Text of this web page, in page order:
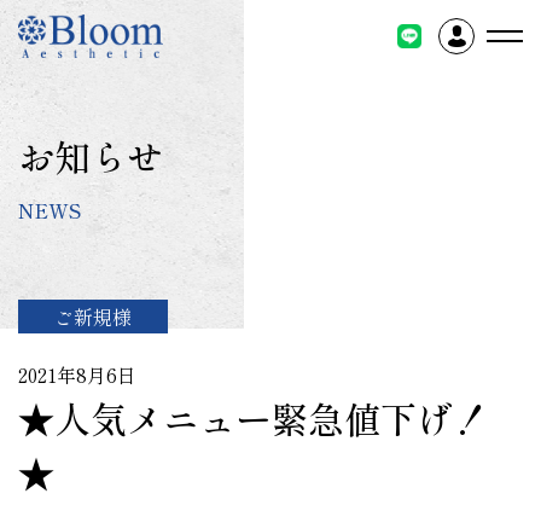
コ
テ
ン
ツ
に
キ
お知らせ
NEWS
ご新規様
2021年8月6日
★人気メニュー緊急値下げ！
★